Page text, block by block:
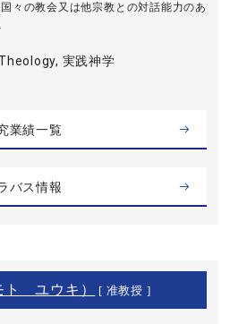
々の教会又は他宗教との対話能力のあ
実践神学
業績一覧
バス情報
ユウキ） [ 准教授 ]